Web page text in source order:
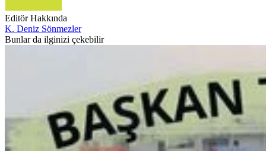
Editör Hakkında
K. Deniz Sönmezler
Bunlar da ilginizi çekebilir